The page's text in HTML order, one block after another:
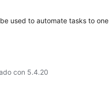
used to automate tasks to one
con 5.4.20